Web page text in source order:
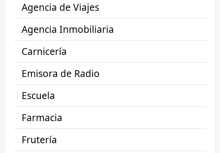
Agencia de Viajes
Agencia Inmobiliaria
Carnicería
Emisora de Radio
Escuela
Farmacia
Frutería